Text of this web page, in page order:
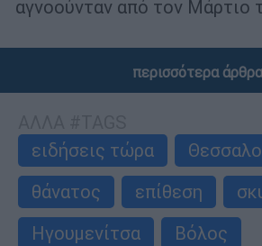
αγνοούνταν από τον Μάρτιο
περισσότερα άρθρα
ειδήσεις τώρα
θάνατος
επίθεση
Ηγουμενίτσα
Βόλος